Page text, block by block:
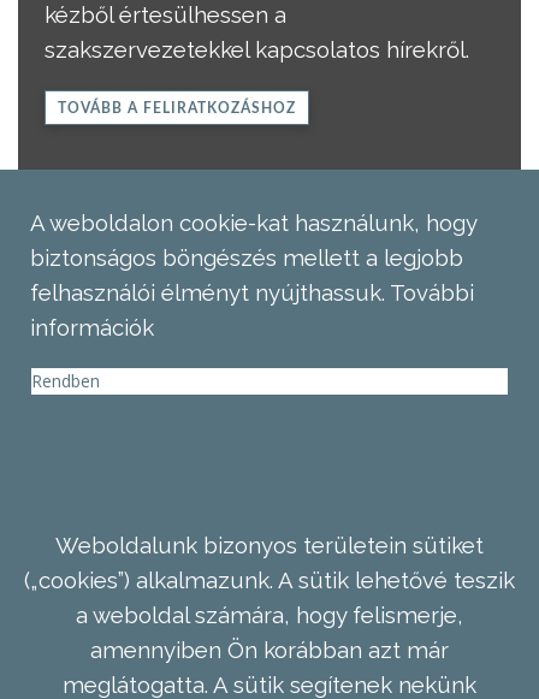
kézből értesülhessen a
szakszervezetekkel kapcsolatos hírekről.
TOVÁBB A FELIRATKOZÁSHOZ
A weboldalon cookie-kat használunk, hogy
biztonságos böngészés mellett a legjobb
felhasználói élményt nyújthassuk. További
információk
Rendben
Weboldalunk bizonyos területein sütiket
(„cookies”) alkalmazunk. A sütik lehetővé teszik
a weboldal számára, hogy felismerje,
amennyiben Ön korábban azt már
meglátogatta. A sütik segítenek nekünk